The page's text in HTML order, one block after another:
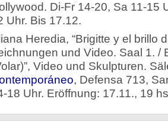
Di-Fr 14-20, Sa 11-15
Uhr. Bis 17.12.
Heredia, “Brigitte y el brillo
und Video. Saal 1. /
Video und Skulpturen.
, Defensa 713,
18 Uhr. Eröffnung: 17.11., 19